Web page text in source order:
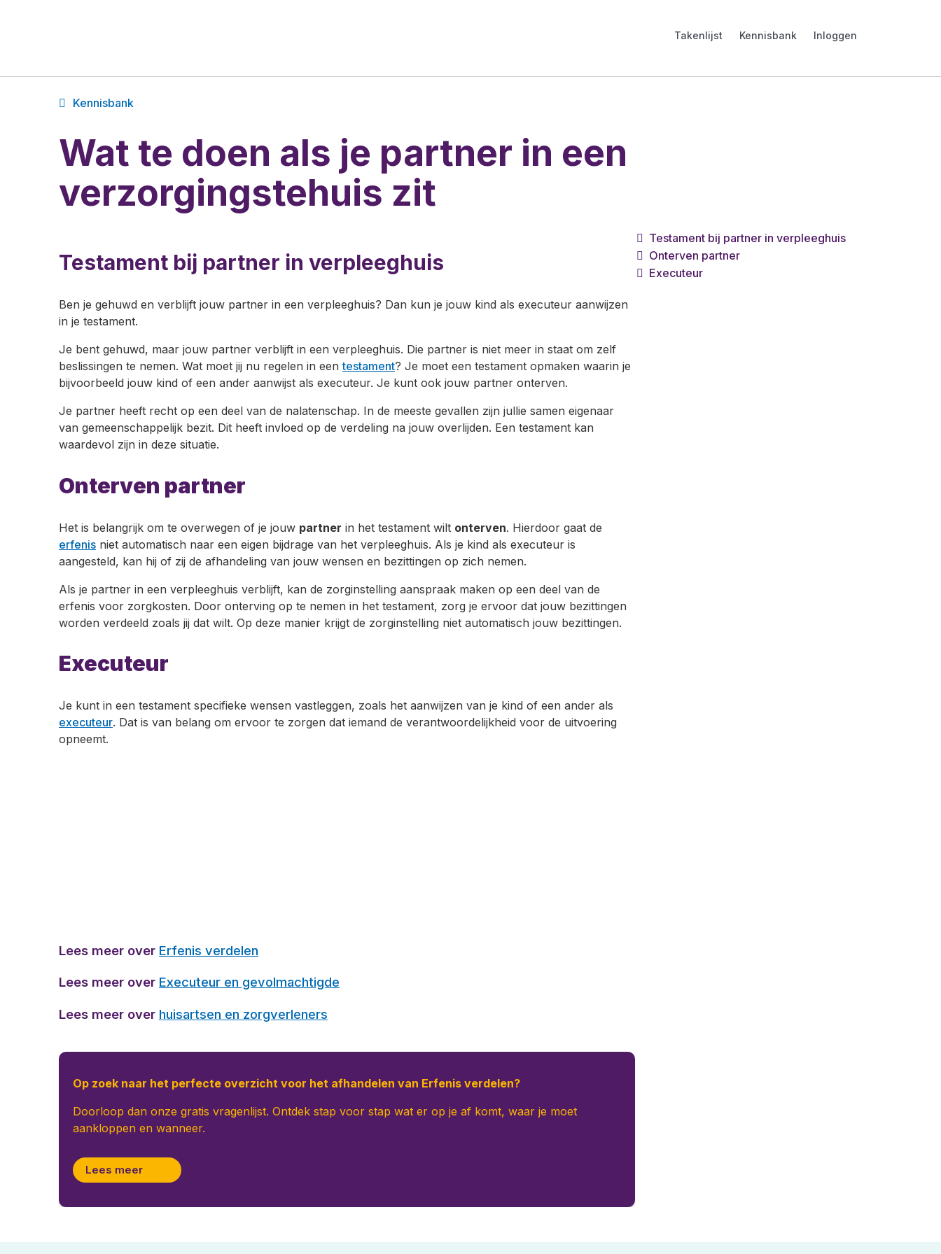
Takenlijst Kennisbank Inloggen
Kennisbank
Wat te doen als je partner in een
verzorgingstehuis zit
Testament bij partner in verpleeghuis
Ben je gehuwd en verblijft jouw partner in een verpleeghuis? Dan kun je jouw kind als executeur aanwijzen
in je testament.
Je bent gehuwd, maar jouw partner verblijft in een verpleeghuis. Die partner is niet meer in staat om zelf
beslissingen te nemen. Wat moet jij nu regelen in eentestament? Je moet een testament opmaken waarin je
bijvoorbeeld jouw kind of een ander aanwijst als executeur. Je kunt ook jouw partner onterven.
Je partner heeft recht op een deel van de nalatenschap. In de meeste gevallen zijn jullie samen eigenaar
van gemeenschappelijk bezit. Dit heeft invloed op de verdeling na jouw overlijden. Een testament kan
waardevol zijn in deze situatie.
Onterven partner
Het is belangrijk om te overwegen of je jouw partner in het testament wilt onterven. Hierdoor gaat de
erfenis niet automatisch naar een eigen bijdrage van het verpleeghuis. Als je kind als executeur is
aangesteld, kan hij of zij de afhandeling van jouw wensen en bezittingen op zich nemen.
Als je partner in een verpleeghuis verblijft, kan de zorginstelling aanspraak maken op een deel van de
erfenis voor zorgkosten. Door onterving op te nemen in het testament, zorg je ervoor dat jouw bezittingen
worden verdeeld zoals jij dat wilt. Op deze manier krijgt de zorginstelling niet automatisch jouw bezittingen.
Executeur
Je kunt in een testament specifieke wensen vastleggen, zoals het aanwijzen van je kind of een ander als
executeur. Dat is van belang om ervoor te zorgen dat iemand de verantwoordelijkheid voor de uitvoering
opneemt.
Testament bij partner in verpleeghuis
Onterven partner
Executeur
Lees meer over Erfenis verdelen
Lees meer over Executeur en gevolmachtigde
Lees meer over huisartsen en zorgverleners
Op zoek naar het perfecte overzicht voor het afhandelen van Erfenis verdelen?
Doorloop dan onze gratis vragenlijst. Ontdek stap voor stap wat er op je af komt, waar je moet
aankloppen en wanneer.
Lees meer